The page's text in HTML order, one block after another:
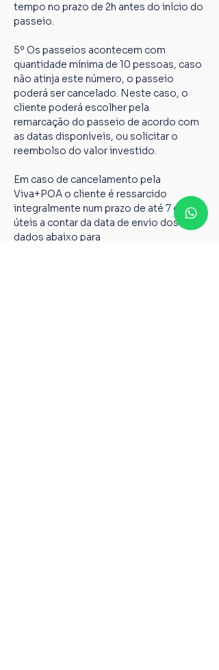
tempo no prazo de 2h antes do início do
passeio.
5º Os passeios acontecem com
quantidade mínima de 10 pessoas, caso
não atinja este número, o passeio
poderá ser cancelado. Neste caso, o
cliente poderá escolher pela
remarcação do passeio de acordo com
as datas disponíveis, ou solicitar o
reembolso do valor investido.
Em caso de cancelamento pela
Viva+POA o cliente é ressarcido
integralmente num prazo de até 7 dias
úteis a contar da data de envio dos
dados abaixo para